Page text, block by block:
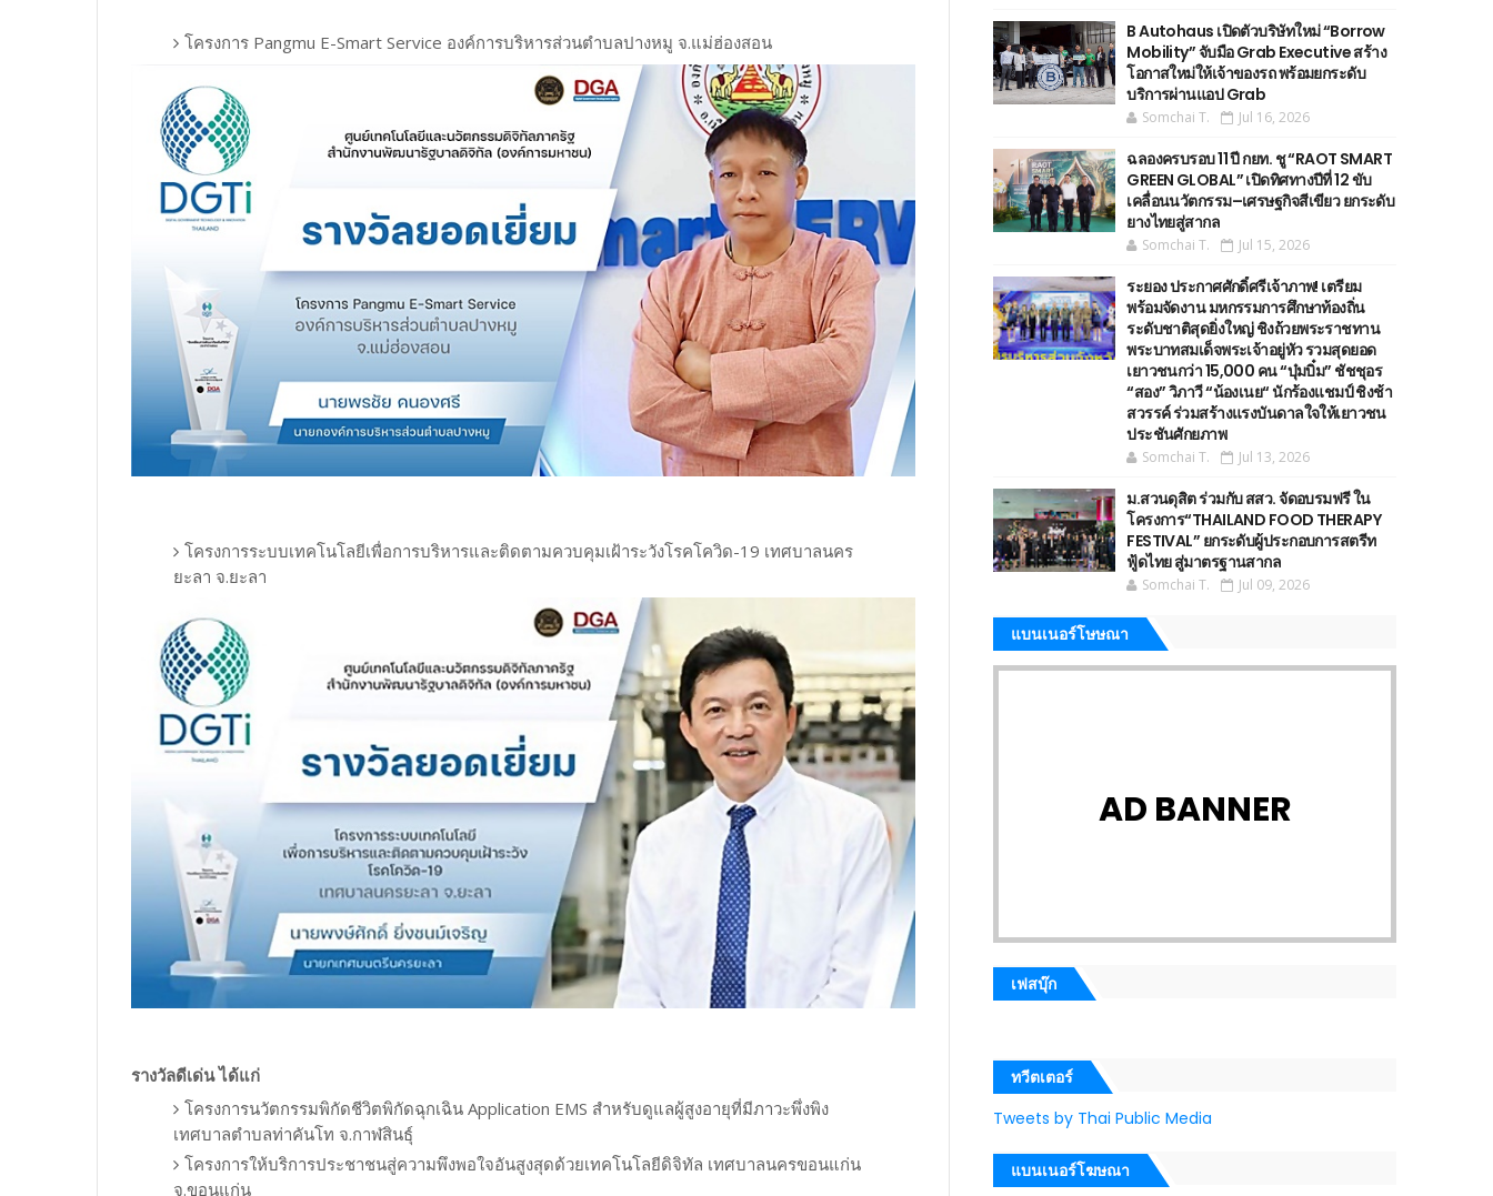
โครงการ Pangmu E-Smart Service องค์การบริหารส่วนตำบลปางหมู จ.แม่ฮ่องสอน
โครงการระบบเทคโนโลยีเพื่อการบริหารและติดตามควบคุมเฝ้าระวังโรคโควิด-19 เทศบาลนคร
ยะลา จ.ยะลา
รางวัลดีเด่น ได้แก่
โครงการนวัตกรรมพิกัดชีวิตพิกัดฉุกเฉิน Application EMS สำหรับดูแลผู้สูงอายุที่มีภาวะพึ่งพิง
เทศบาลตำบลท่าคันโท จ.กาฬสินธุ์
โครงการให้บริการประชาชนสู่ความพึงพอใจอันสูงสุดด้วยเทคโนโลยีดิจิทัล เทศบาลนครขอนแก่น
จ.ขอนแก่น
B Autohaus เปิดตัวบริษัทใหม่ “Borrow
Mobility” จับมือ Grab Executive สร้าง
โอกาสใหม่ให้เจ้าของรถ พร้อมยกระดับ
บริการผ่านแอป Grab
Somchai T. Jul 16, 2026
ฉลองครบรอบ 11 ปี กยท. ชู “RAOT SMART
GREEN GLOBAL” เปิดทิศทางปีที่ 12 ขับ
เคลื่อนนวัตกรรม–เศรษฐกิจสีเขียว ยกระดับ
ยางไทยสู่สากล
Somchai T. Jul 15, 2026
ระยอง ประกาศศักดิ์ศรีเจ้าภาพ! เตรียม
พร้อมจัดงาน มหกรรมการศึกษาท้องถิ่น
ระดับชาติสุดยิ่งใหญ่ ชิงถ้วยพระราชทาน
พระบาทสมเด็จพระเจ้าอยู่หัว รวมสุดยอด
เยาวชนกว่า 15,000 คน “บุ๋มบิ๋ม” ชัชชุอร
“สอง” วิภาวี “น้องเนย“ นักร้องแชมป์ ชิงช้า
สวรรค์ ร่วมสร้างแรงบันดาลใจให้เยาวชน
ประชันศักยภาพ
Somchai T. Jul 13, 2026
ม.สวนดุสิต ร่วมกับ สสว. จัดอบรมฟรี ใน
โครงการ“THAILAND FOOD THERAPY
FESTIVAL” ยกระดับผู้ประกอบการสตรีท
ฟู้ดไทย สู่มาตรฐานสากล
Somchai T. Jul 09, 2026
แบนเนอร์โษษณา
AD BANNER
เฟสบุ๊ก
ทวีตเตอร์
Tweets by Thai Public Media
แบนเนอร์โฆษณา